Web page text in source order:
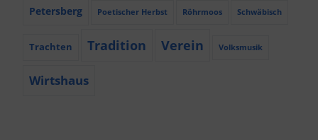
Petersberg Poetischer Herbst Röhrmoos Schwäbisch
Trachten Tradition Verein Volksmusik
Wirtshaus